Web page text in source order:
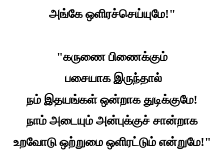
அங்கே ஒளிரச்செய்யுமே!"
"கருணை பிணைக்கும்
பசையாக இருந்தால்
நம் இதயங்கள் ஒன்றாக துடிக்குமே!
நாம் அடையும் அன்புக்குச் சான்றாக
உறவோடு ஒற்றுமை ஒளிரட்டும் என்றுமே!"